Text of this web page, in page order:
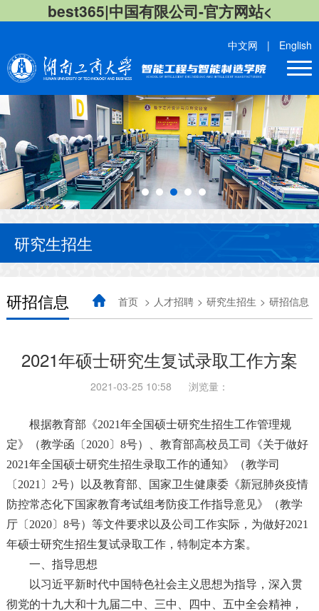
best365|中国有限公司-官方网站<
中文网 | English
研究生招生
研招信息 首页 > 人才招聘 > 研究生招生 > 研招信息
2021年硕士研究生复试录取工作方案
2021-03-25 10:58 浏览量：
根据教育部《2021年全国硕士研究生招生工作管理规
定》（教学函〔2020〕8号）、教育部高校员工司《关于做好
2021年全国硕士研究生招生录取工作的通知》（教学司
〔2021〕2号）以及教育部、国家卫生健康委《新冠肺炎疫情
防控常态化下国家教育考试组考防疫工作指导意见》（教学
厅〔2020〕8号）等文件要求以及公司工作实际，为做好2021
年硕士研究生招生复试录取工作，特制定本方案。
一、指导思想
以习近平新时代中国特色社会主义思想为指导，深入贯
彻党的十九大和十九届二中、三中、四中、五中全会精神，